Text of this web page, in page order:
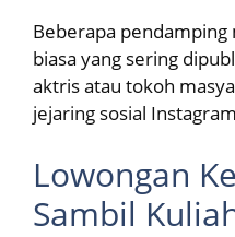
Beberapa
biasa yang sering
aktris atau tokoh
jejaring sosial
Lowongan
Sambil